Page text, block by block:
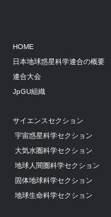
HOME
日本地球惑星科学連合の概要
連合大会
JpGU組織
サイエンスセクション
宇宙惑星科学セクション
大気水圏科学セクション
地球人間圏科学セクション
固体地球科学セクション
地球生命科学セクション